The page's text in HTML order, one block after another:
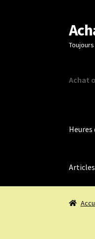
Aller
à
la
Aller
au
Achat
Heures